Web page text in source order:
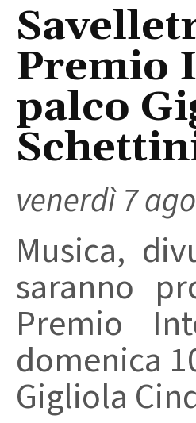
Premio
palco
venerdì 7
Musica,
saranno
Premio
domenica
Gigliola